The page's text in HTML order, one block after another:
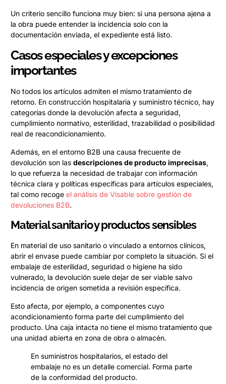
Un criterio sencillo funciona muy bien: si una persona ajena a
la obra puede entender la incidencia solo con la
documentación enviada, el expediente está listo.
Casos especiales y excepciones
importantes
No todos los artículos admiten el mismo tratamiento de
retorno. En construcción hospitalaria y suministro técnico, hay
categorías donde la devolución afecta a seguridad,
cumplimiento normativo, esterilidad, trazabilidad o posibilidad
real de reacondicionamiento.
Además, en el entorno B2B una causa frecuente de
devolución son las descripciones de producto imprecisas,
lo que refuerza la necesidad de trabajar con información
técnica clara y políticas específicas para artículos especiales,
tal como recoge el análisis de Visable sobre gestión de
devoluciones B2B.
Material sanitario y productos sensibles
En material de uso sanitario o vinculado a entornos clínicos,
abrir el envase puede cambiar por completo la situación. Si el
embalaje de esterilidad, seguridad o higiene ha sido
vulnerado, la devolución suele dejar de ser viable salvo
incidencia de origen sometida a revisión específica.
Esto afecta, por ejemplo, a componentes cuyo
acondicionamiento forma parte del cumplimiento del
producto. Una caja intacta no tiene el mismo tratamiento que
una unidad abierta en zona de obra o almacén.
En suministros hospitalarios, el estado del
embalaje no es un detalle comercial. Forma parte
de la conformidad del producto.